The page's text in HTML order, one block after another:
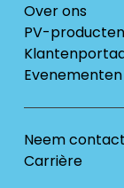
Over ons
PV-producten
Neem
Carrière